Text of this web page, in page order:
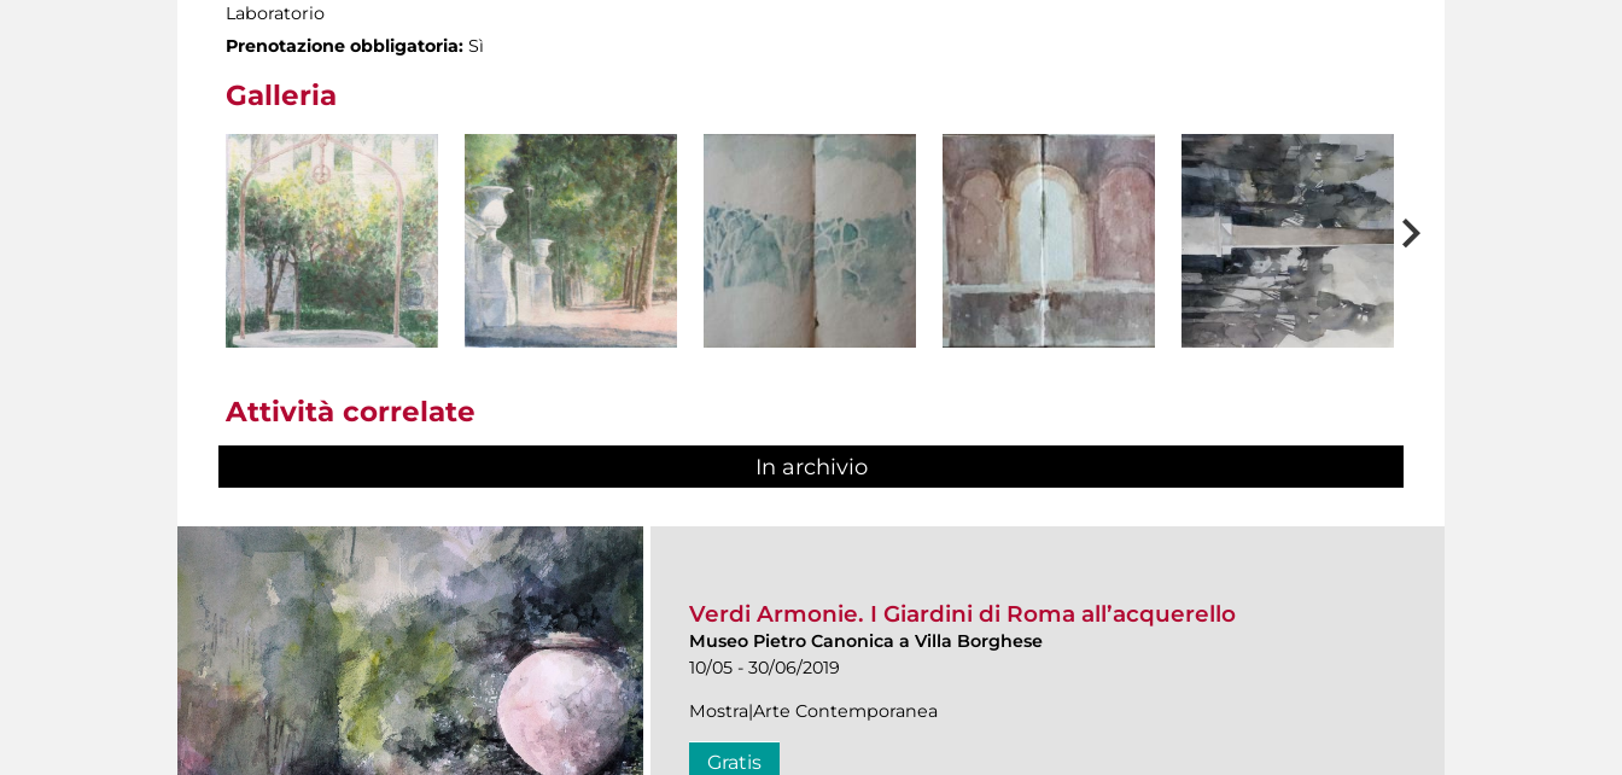
Laboratorio
Prenotazione obbligatoria: Sì
Galleria
Attività correlate
In archivio
Verdi Armonie. I Giardini di Roma all’acquerello
Museo Pietro Canonica a Villa Borghese
10/05 - 30/06/2019
Mostra|Arte Contemporanea
Gratis